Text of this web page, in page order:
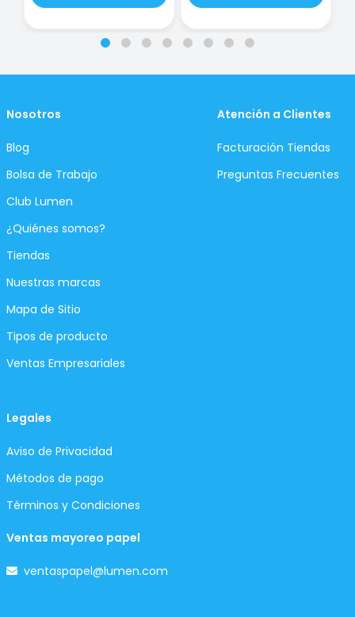
Nosotros
Blog
Bolsa de Trabajo
Club Lumen
¿Quiénes somos?
Tiendas
Nuestras marcas
Mapa de Sitio
Tipos de producto
Ventas Empresariales
Atención a Clientes
Facturación Tiendas
Preguntas Frecuentes
Legales
Aviso de Privacidad
Métodos de pago
Términos y Condiciones
Ventas mayoreo papel
ventaspapel@lumen.com